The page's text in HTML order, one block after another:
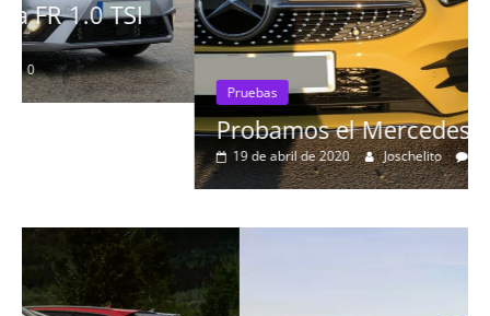
Pruebas
Probamos el Mercedes-Benz A200d
Joschelito 0